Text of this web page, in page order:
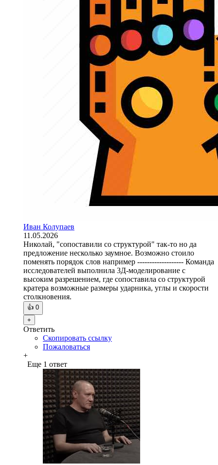
Иван Колупаев
11.05.2026
Николай, "сопоставили со структурой" так-то но да
предложение несколько заумное. Возможно стоило
поменять порядок слов например ------------------- Команда
исследователей выполнила 3Д-моделирование с
высоким разрешением, где сопоставила со структурой
кратера возможные размеры ударника, углы и скорости
столкновения.
👍 0
+
Ответить
Скопировать ссылку
Пожаловаться
+
Еще 1 ответ